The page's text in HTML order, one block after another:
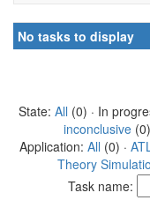
No tasks to display
State: All (0) · In
inconclusive
Application: All (0) ·
Theory
Task name: